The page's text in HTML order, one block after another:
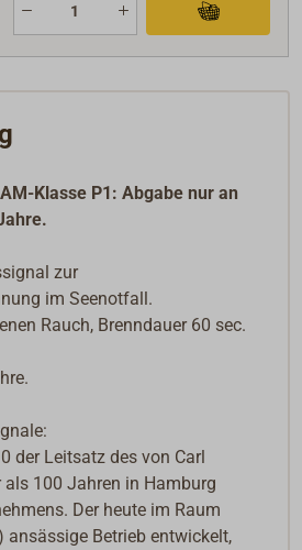
Klasse P1: Abgabe nur an
zur
im Seenotfall.
Rauch, Brenndauer 60 sec.
der Leitsatz des von Carl
als 100 Jahren in Hamburg
Der heute im Raum
ansässige Betrieb entwickelt,